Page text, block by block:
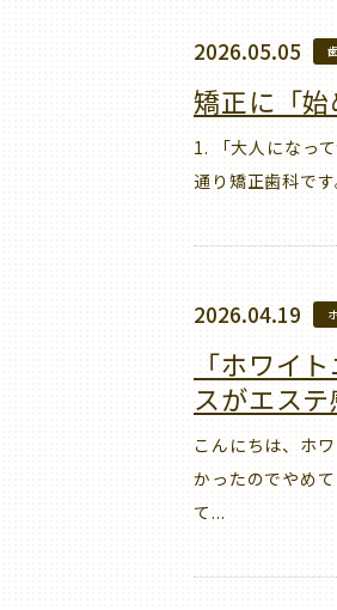
2026.05.05
矯正に「
1. 「大人になっ
通り矯正歯科で
2026.04.19
「ホワイ
スがエス
こんにちは、ホ
かったのでやめ
て...